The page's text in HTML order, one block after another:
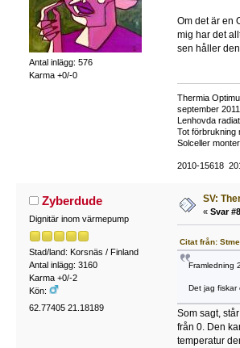
Antal inlägg: 576
Karma +0/-0
Om det är en
mig har det
sen håller
Thermia
september
Lenhovda
Tot förbrukning
Solceller
2010-15618
Zyberdude
Dignitär inom värmepump
Stad/land: Korsnäs / Finland
Antal inlägg: 3160
Karma +0/-2
Kön:
62.77405 21.18189
SV:
« Svar
Citat från:
Framledning
Det jag fiskar
Som sagt,
från 0. Den
temperatur